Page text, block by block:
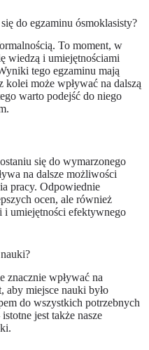
do egzaminu ósmoklasisty?
To moment, w
wiedzą i umiejętnościami
tego egzaminu mają
kolei może wpływać na dalszą
warto podejść do niego
się do wymarzonego
na dalsze możliwości
pracy. Odpowiednie
ocen, ale również
i umiejętności efektywnego
znacznie wpływać na
aby miejsce nauki było
do wszystkich potrzebnych
jest także nasze